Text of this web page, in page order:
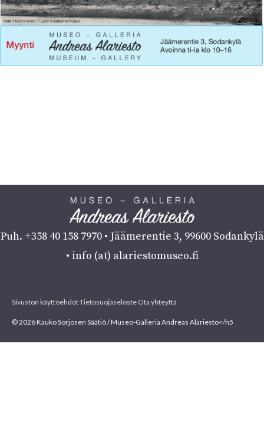
Puh. +358 40 158 7970 • Jäämerentie 3, 99600 Sodankylä
• info (at) alariestomuseo.fi
Sivuston käyttöehdotTietosuojaseloste Ota yhteyttä
© 2026 Kauko Sorjosen Säätiö / Museo-Galleria Andreas Alariesto</h5